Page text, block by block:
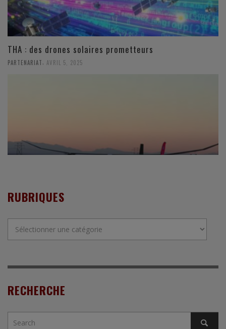
THA : des drones solaires prometteurs
PARTENARIAT AVRIL 5, 2025
RUBRIQUES
RECHERCHE